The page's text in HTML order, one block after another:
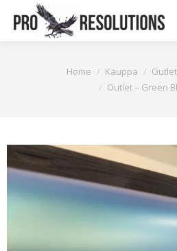
You are here:Home Kauppa Outlet
Outlet – Green